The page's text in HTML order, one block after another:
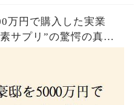
万円で購入した実業
サプリ”の驚愕の真実